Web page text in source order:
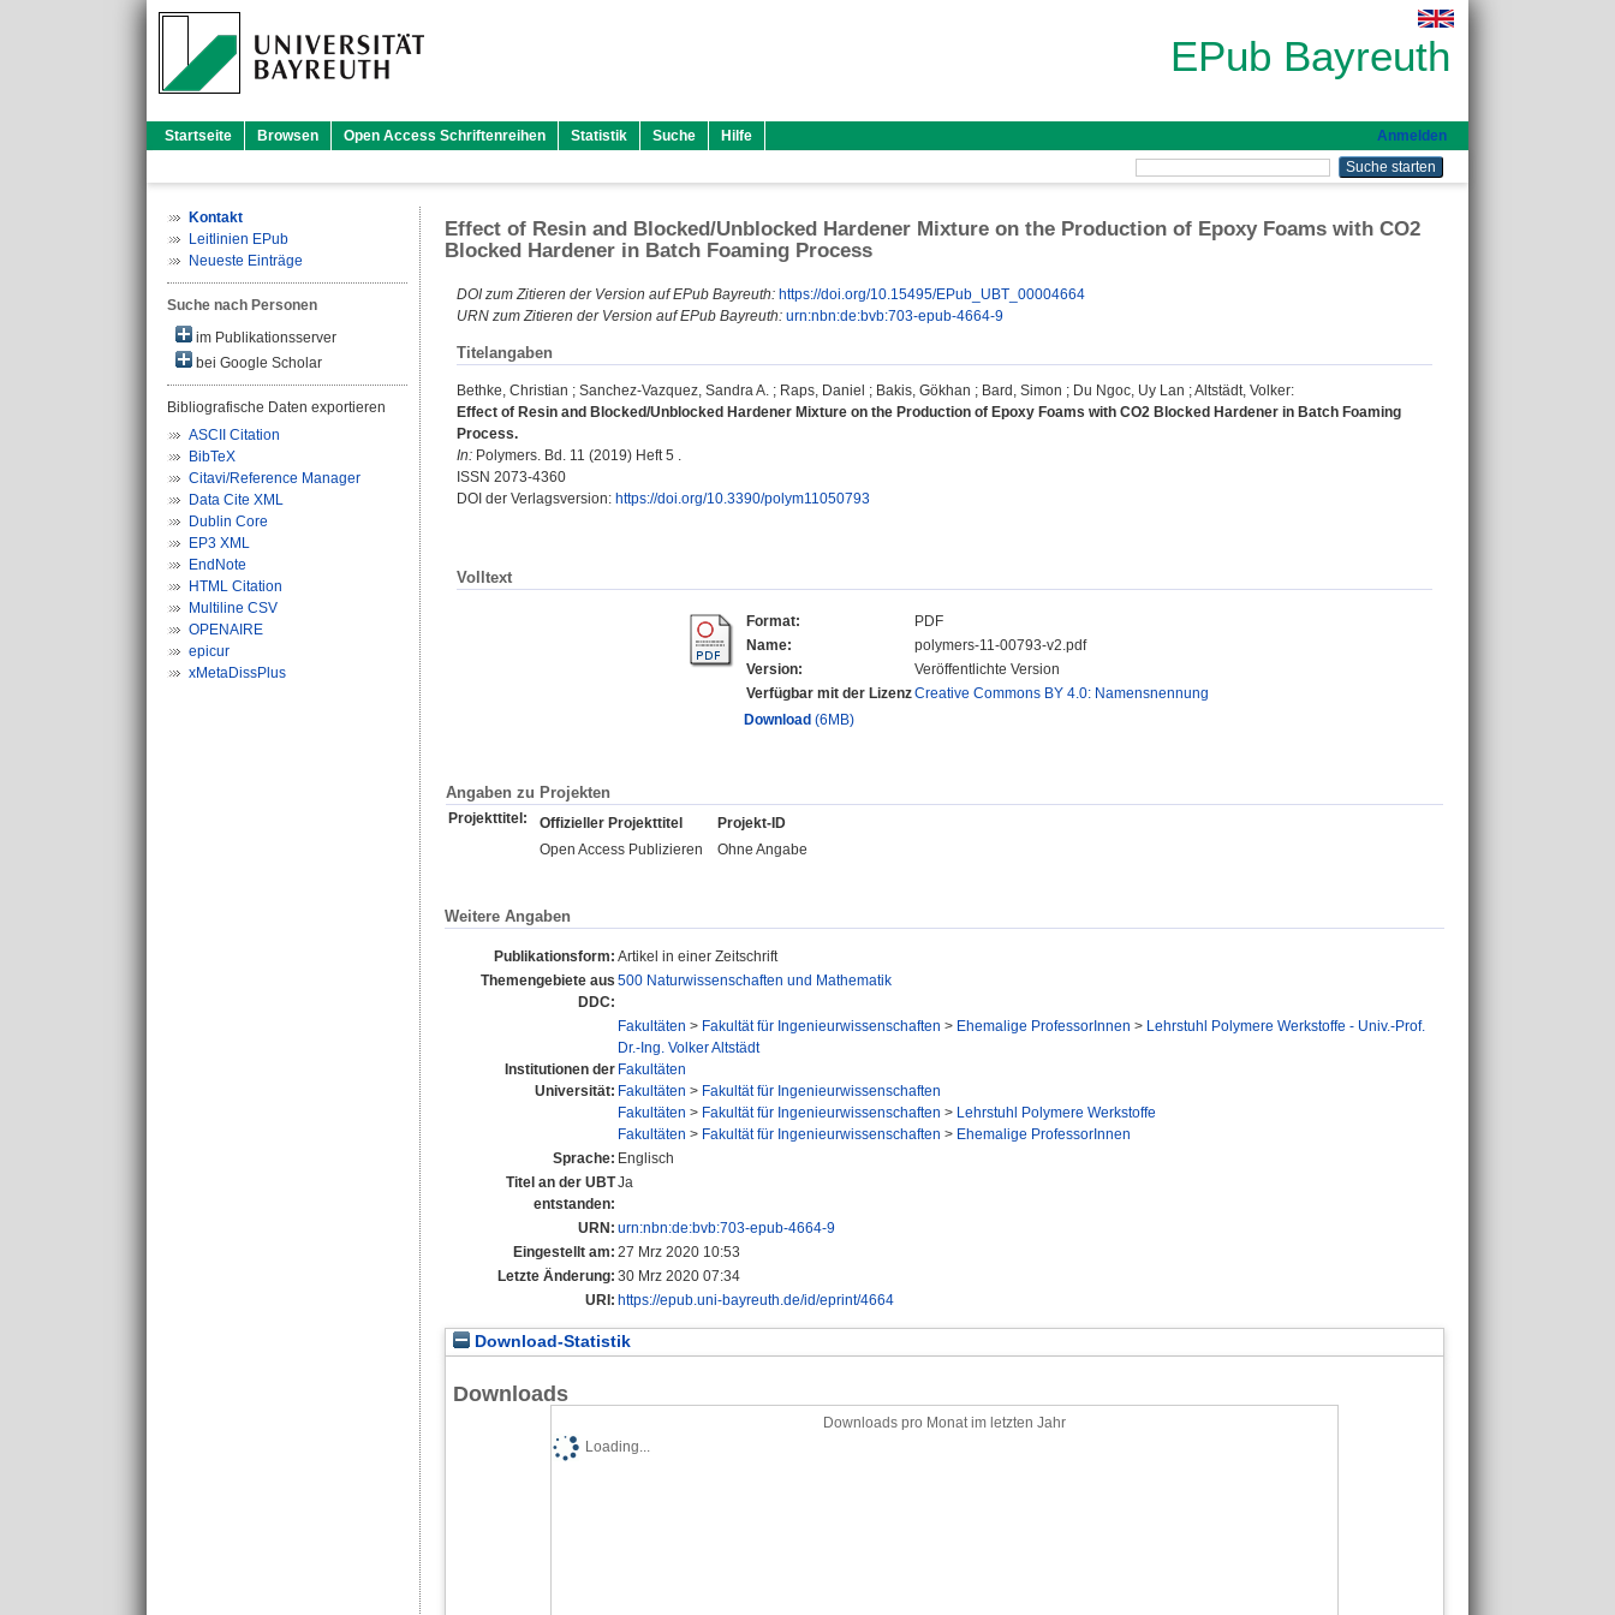
EPub Bayreuth
Startseite Browsen Open Access Schriftenreihen Statistik Suche Hilfe Anmelden
Kontakt
Leitlinien EPub
Neueste Einträge
Suche nach Personen
im Publikationsserver
bei Google Scholar
Bibliografische Daten exportieren
ASCII Citation
BibTeX
Citavi/Reference Manager
Data Cite XML
Dublin Core
EP3 XML
EndNote
HTML Citation
Multiline CSV
OPENAIRE
epicur
xMetaDissPlus
Effect of Resin and Blocked/Unblocked Hardener Mixture on the Production of Epoxy Foams with CO2
Blocked Hardener in Batch Foaming Process
DOI zum Zitieren der Version auf EPub Bayreuth: https://doi.org/10.15495/EPub_UBT_00004664
URN zum Zitieren der Version auf EPub Bayreuth: urn:nbn:de:bvb:703-epub-4664-9
Titelangaben
Bethke, Christian ; Sanchez-Vazquez, Sandra A. ; Raps, Daniel ; Bakis, Gökhan ; Bard, Simon ; Du Ngoc, Uy Lan ;Altstädt, Volker:
Effect of Resin and Blocked/Unblocked Hardener Mixture on the Production of Epoxy Foams with CO2 Blocked Hardener in Batch Foaming
Process.
In: Polymers. Bd. 11 (2019) Heft 5 .
ISSN 2073-4360
DOI der Verlagsversion: https://doi.org/10.3390/polym11050793
Volltext
Format:
PDF
Name:
polymers-11-00793-v2.pdf
Version:
Veröffentlichte Version
Verfügbar mit der LizenzCreative Commons BY 4.0: Namensnennung
Download (6MB)
Angaben zu Projekten
Projekttitel: Offizieller Projekttitel
Projekt-ID
Open Access Publizieren
Ohne Angabe
Weitere Angaben
Publikationsform: Artikel in einer Zeitschrift
Themengebiete aus
DDC:
500 Naturwissenschaften und Mathematik
Institutionen der
Universität:
Fakultäten > Fakultät für Ingenieurwissenschaften > Ehemalige ProfessorInnen > Lehrstuhl Polymere Werkstoffe - Univ.-Prof.
Dr.-Ing. Volker Altstädt
Fakultäten
Fakultäten > Fakultät für Ingenieurwissenschaften
Fakultäten > Fakultät für Ingenieurwissenschaften > Lehrstuhl Polymere Werkstoffe
Fakultäten > Fakultät für Ingenieurwissenschaften > Ehemalige ProfessorInnen
Sprache: Englisch
Titel an der UBT
entstanden:
Ja
URN: urn:nbn:de:bvb:703-epub-4664-9
Eingestellt am: 27 Mrz 2020 10:53
Letzte Änderung: 30 Mrz 2020 07:34
URI: https://epub.uni-bayreuth.de/id/eprint/4664
Download-Statistik
Downloads
Downloads pro Monat im letzten Jahr
Loading...